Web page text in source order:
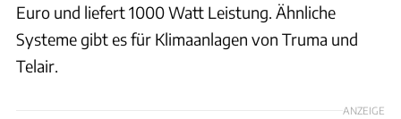
Euro und liefert 1000 Watt Leistung. Ähnliche
Systeme gibt es für Klimaanlagen von Truma und
Telair.
ANZEIGE